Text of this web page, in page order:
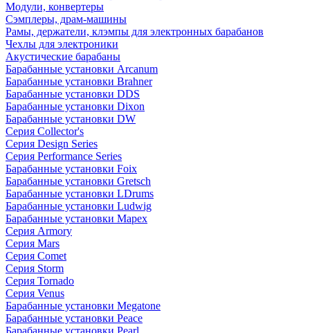
Модули, конвертеры
Сэмплеры, драм-машины
Рамы, держатели, клэмпы для электронных барабанов
Чехлы для электроники
Акустические барабаны
Барабанные установки Arcanum
Барабанные установки Brahner
Барабанные установки DDS
Барабанные установки Dixon
Барабанные установки DW
Серия Collector's
Серия Design Series
Серия Performance Series
Барабанные установки Foix
Барабанные установки Gretsch
Барабанные установки LDrums
Барабанные установки Ludwig
Барабанные установки Mapex
Серия Armory
Серия Mars
Серия Comet
Серия Storm
Серия Tornado
Серия Venus
Барабанные установки Megatone
Барабанные установки Peace
Барабанные установки Pearl